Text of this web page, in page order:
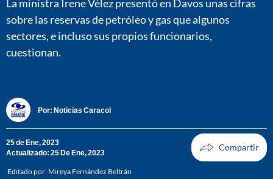
La ministra Irene Vélez presentó en Davos unas cifras
sobre las reservas de petróleo y gas que algunos
sectores, e incluso sus propios funcionarios,
cuestionan.
Por: Noticias Caracol
25 de Ene, 2023
Actualizado: 25 De Ene, 2023
Editado por: Mireya Fernández Beltrán